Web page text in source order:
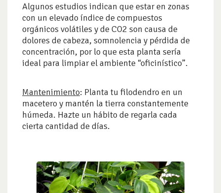
Algunos estudios indican que estar en zonas
con un elevado índice de compuestos
orgánicos volátiles y de CO2 son causa de
dolores de cabeza, somnolencia y pérdida de
concentración, por lo que esta planta sería
ideal para limpiar el ambiente “oficinístico”.
Mantenimiento: Planta tu filodendro en un
macetero y mantén la tierra constantemente
húmeda. Hazte un hábito de regarla cada
cierta cantidad de días.